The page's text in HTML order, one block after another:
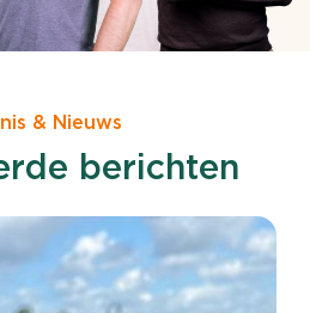
& Nieuws
berichten